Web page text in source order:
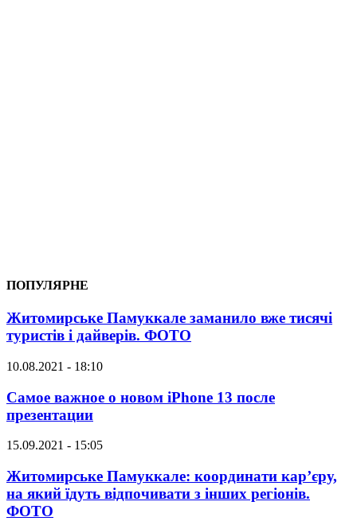
ПОПУЛЯРНЕ
Житомирське Памуккале заманило вже тисячі
туристів і дайверів. ФОТО
10.08.2021 - 18:10
Самое важное о новом iPhone 13 после
презентации
15.09.2021 - 15:05
Житомирське Памуккале: координати кар’єру,
на який їдуть відпочивати з інших регіонів.
ФОТО